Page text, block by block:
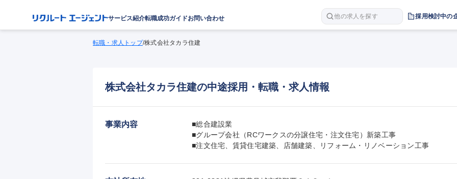
サービス紹介転職成功ガイドお問い合わせ 他の求人を探す 採用検討中の
転職・求人トップ/株式会社タカラ住建
株式会社タカラ住建の中途採用・転職・求人情報
事業内容
■総合建設業
■グループ会社（RCワークスの分譲住宅・注文住宅）新築工事
■注文住宅、賃貸住宅建築、店舗建築、リフォーム・リノベーション工事